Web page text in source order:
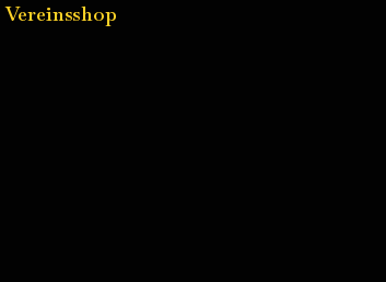
Vereinsshop